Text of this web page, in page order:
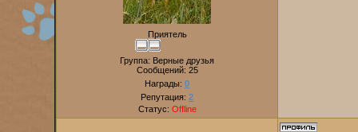
Приятель
Группа: Верные друзья
Сообщений: 25
Награды: 0
Репутация: 2
Статус: Offline